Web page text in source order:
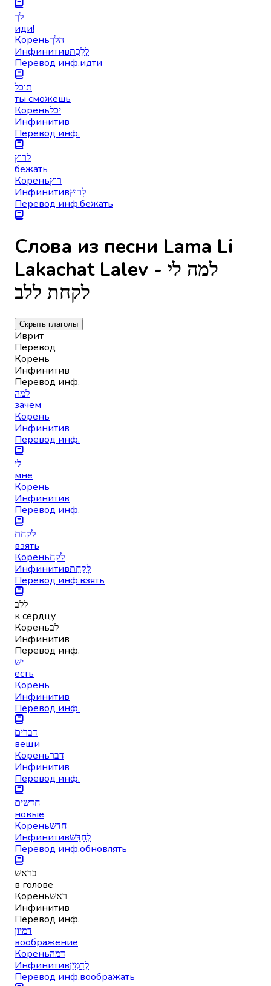
לך
иди!
Кореньהלך
Инфинитивלָלֶכֶת
Перевод инф.идти
תוכל
ты сможешь
Кореньיכל
Инфинитив
Перевод инф.
לרוץ
бежать
Кореньרוץ
Инфинитивלָרוּץ
Перевод инф.бежать
Слова из песни Lama Li
Lakachat Lalev - למה לי
לקחת ללב
Скрыть глаголы
Иврит
Перевод
Корень
Инфинитив
Перевод инф.
למה
зачем
Корень
Инфинитив
Перевод инф.
לי
мне
Корень
Инфинитив
Перевод инф.
לקחת
взять
Кореньלקח
Инфинитивלָקַחַת
Перевод инф.взять
ללב
к сердцу
Кореньלב
Инфинитив
Перевод инф.
יש
есть
Корень
Инфинитив
Перевод инф.
דברים
вещи
Кореньדבר
Инфинитив
Перевод инф.
חדשים
новые
Кореньחדש
Инфинитивלְחַדֵּשׁ
Перевод инф.обновлять
בראש
в голове
Кореньראש
Инфинитив
Перевод инф.
דמיון
воображение
Кореньדמה
Инфинитивלְדַמְיֵן
Перевод инф.воображать